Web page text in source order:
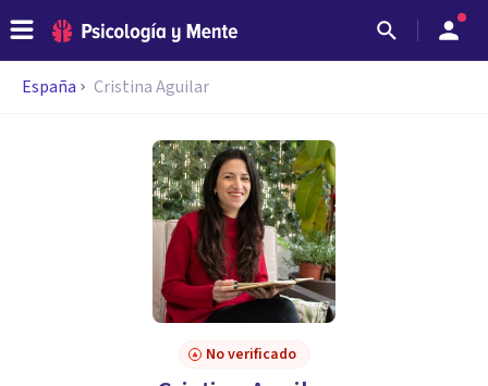
España Cristina Aguilar
No verificado